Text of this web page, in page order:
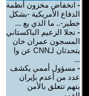
- انخفاض مخزون أنظمة
الدفاع الأمريكية -بشكل
خطير-.. ما الذي يع ...
- نجلا الزعيم الباكستاني
المسجون عمران خان
يتحدثان لـCNN عن وا
...
- مسؤول أممي يكشف
عدد من أعدم بإيران
بتهم تتعلق بالأمن